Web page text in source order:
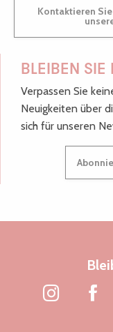
Kontaktieren Sie uns oder besuchen Sie uns in einem
BLEIBEN SIE
Verpassen Sie
Neuigkeiten über
sich für unseren